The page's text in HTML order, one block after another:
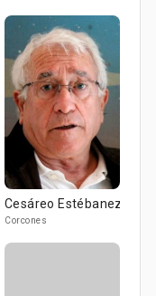
Cesáreo Estébanez
Corcones